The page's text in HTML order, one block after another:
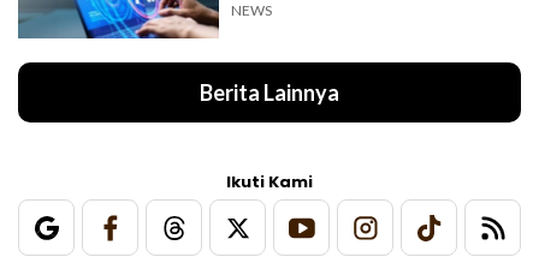
Otak Lebih Cepat
NEWS
Berita Lainnya
Ikuti Kami